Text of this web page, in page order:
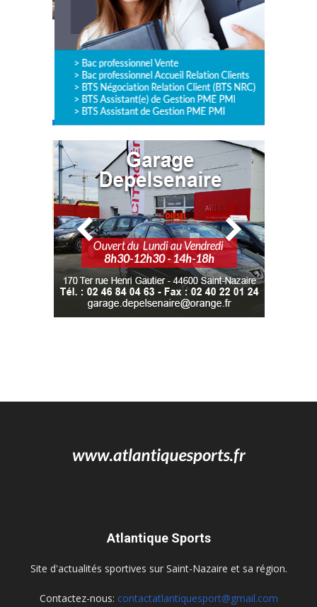
Atlantique Sports
Site d'actualités sportives sur Saint-Nazaire et sa région.
Contactez-nous: contactatlantiquesport@gmail.com